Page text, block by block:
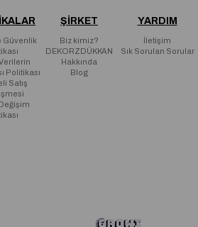
Güvenlik
Politikası
Satış
ŞİRKET
Biz kimiz?
DEKORZDÜKKAN
Hakkında
Blog
YARDIM
İletişim
Sık Sorulan Sorular